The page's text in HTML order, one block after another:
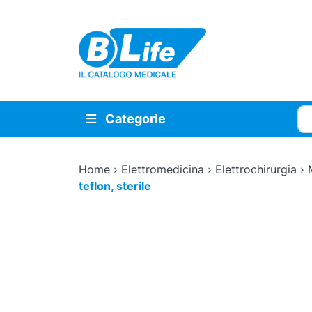
Vai al contenuto principale
Categorie
Home› Elettromedicina › Elettrochirurgia ›
teflon, sterile